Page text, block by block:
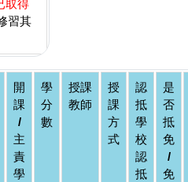
取得
習其
開
課
/
主
責
學
學
分
數
授課
教師
授
課
方
式
認
抵
學
校
認
抵
是
否
抵
免
/
免